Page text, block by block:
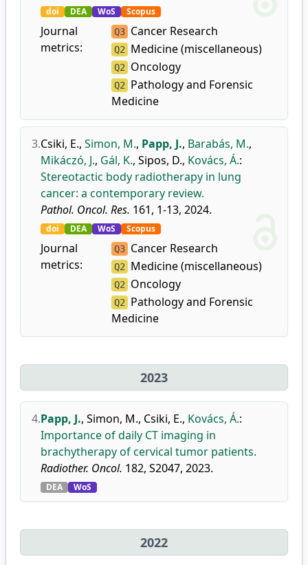
doi DEA WoS Scopus
Journal
metrics:
Q3 Cancer Research
Q2 Medicine (miscellaneous)
Q2 Oncology
Q2 Pathology and Forensic
Medicine
3.Csiki, E., Simon, M., Papp, J., Barabás, M.,
Mikáczó, J., Gál, K., Sipos, D., Kovács, Á.:
Stereotactic body radiotherapy in lung
cancer: a contemporary review.
Pathol. Oncol. Res. 161, 1-13, 2024.
doi DEA WoS Scopus
Journal
metrics:
Q3 Cancer Research
Q2 Medicine (miscellaneous)
Q2 Oncology
Q2 Pathology and Forensic
Medicine
2023
4.Papp, J., Simon, M., Csiki, E., Kovács, Á.:
Importance of daily CT imaging in
brachytherapy of cervical tumor patients.
Radiother. Oncol. 182, S2047, 2023.
DEA WoS
2022